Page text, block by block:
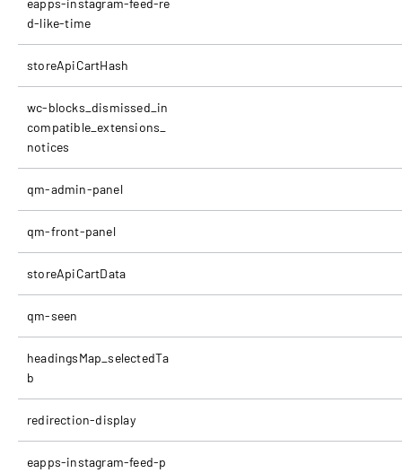
eapps-instagram-feed-re
d-like-time
storeApiCartHash
wc-blocks_dismissed_in
compatible_extensions_
notices
qm-admin-panel
qm-front-panel
storeApiCartData
qm-seen
headingsMap_selectedTa
b
redirection-display
eapps-instagram-feed-p